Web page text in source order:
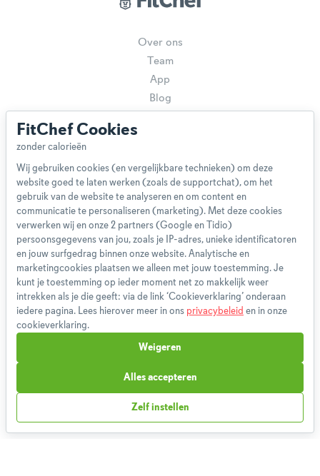
Over ons
Team
App
Blog
Gebruikersvoorwaarden
Privacybeleid
Cookieverklaring
Betaalmethoden
Klachtenprocedure
Bestelling herroepen
Partnerprogramma
Boeken
FAQ
Weekmenu's gemaakt
FitChef Cookies
Wij gebruiken cookies (en vergelijkbare technieken) om deze
website goed te laten werken (zoals de supportchat), om het
gebruik van de website te analyseren en om content en
communicatie te personaliseren (marketing). Met deze cookies
verwerken wij en onze 2 partners (Google en Tidio)
persoonsgegevens van jou, zoals je IP-adres, unieke identificatoren
en jouw surfgedrag binnen onze website. Analytische en
marketingcookies plaatsen we alleen met jouw toestemming. Je
kunt je toestemming op ieder moment net zo makkelijk weer
intrekken als je die geeft: via de link ‘Cookieverklaring’ onderaan
iedere pagina. Lees hierover meer in ons privacybeleid en in onze
cookieverklaring.
Zelf instellen
Weigeren
Alles accepteren